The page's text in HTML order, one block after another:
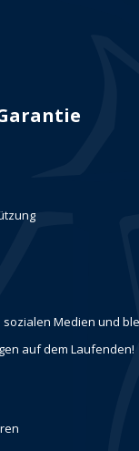
sozialen Medien und
auf dem Laufenden!